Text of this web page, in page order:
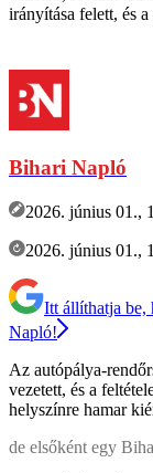
irányítása felett, és
Bihari Napló
2026. június 01.,
2026. június 01.,
Itt állíthatja be,
Napló!
Az autópálya-
vezetett, és a
helyszínre hamar
de elsőként egy